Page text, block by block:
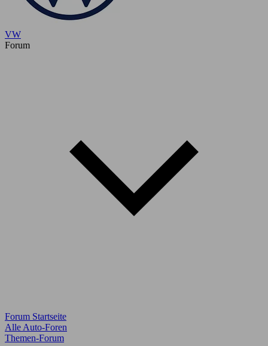
VW
Forum
Forum Startseite
Alle Auto-Foren
Themen-Forum